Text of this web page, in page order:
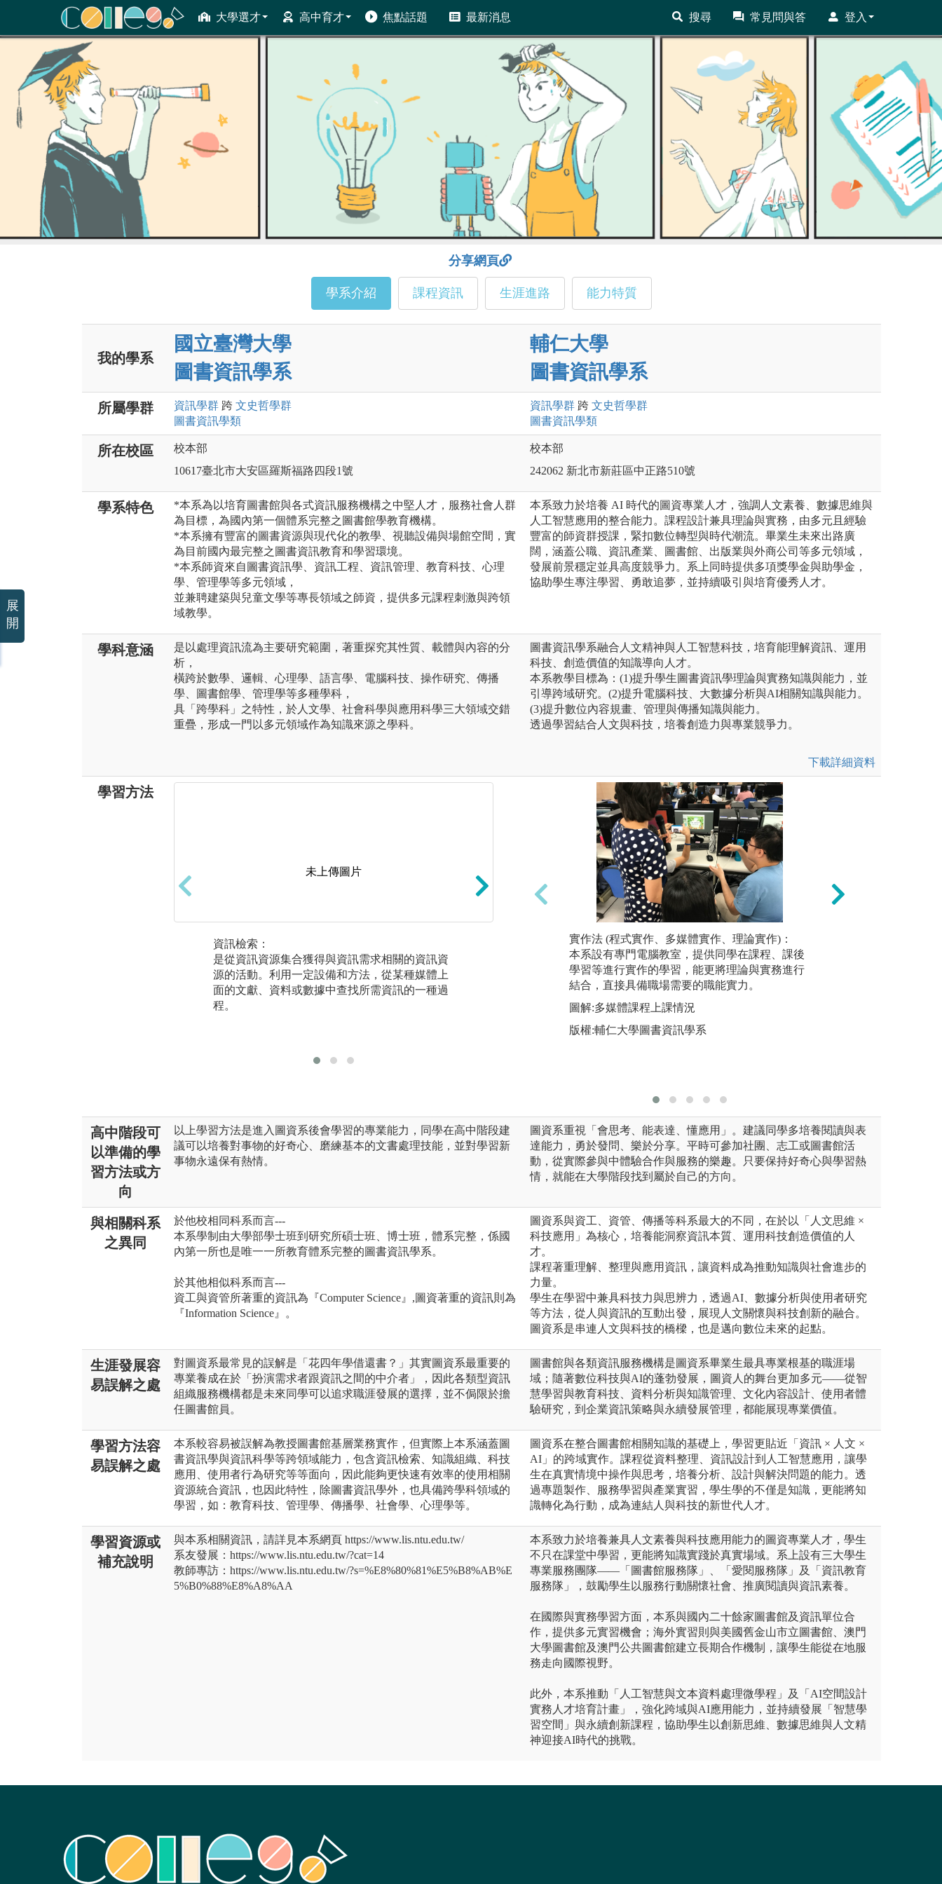
大學選才 高中育才 焦點話題 最新消息 搜尋 常見問與答 登入
ColleGo! 大學選才與高中育才輔助系統
分享網頁
學系介紹 課程資訊 生涯進路 能力特質
我的學系
國立臺灣大學
圖書資訊學系
輔仁大學
圖書資訊學系
所屬學群 資訊學群 跨 文史哲學群
圖書資訊學類
資訊學群 跨 文史哲學群
圖書資訊學類
所在校區
校本部
10617臺北市大安區羅斯福路四段1號
校本部
242062 新北市新莊區中正路510號
學系特色
*本系為以培育圖書館與各式資訊服務機構之中堅人才，服務社會人群
為目標，為國內第一個體系完整之圖書館學教育機構。
*本系擁有豐富的圖書資源與現代化的教學、視聽設備與場館空間，實
為目前國內最完整之圖書資訊教育和學習環境。
*本系師資來自圖書資訊學、資訊工程、資訊管理、教育科技、心理
學、管理學等多元領域，
並兼聘建築與兒童文學等專長領域之師資，提供多元課程刺激與跨領
域教學。
本系致力於培養 AI 時代的圖資專業人才，強調人文素養、數據思維與
人工智慧應用的整合能力。課程設計兼具理論與實務，由多元且經驗
豐富的師資群授課，緊扣數位轉型與時代潮流。畢業生未來出路廣
闊，涵蓋公職、資訊產業、圖書館、出版業與外商公司等多元領域，
發展前景穩定並具高度競爭力。系上同時提供多項獎學金與助學金，
協助學生專注學習、勇敢追夢，並持續吸引與培育優秀人才。
學科意涵
是以處理資訊流為主要研究範圍，著重探究其性質、載體與內容的分
析，
橫跨於數學、邏輯、心理學、語言學、電腦科技、操作研究、傳播
學、圖書館學、管理學等多種學科，
具「跨學科」之特性，於人文學、社會科學與應用科學三大領域交錯
重疊，形成一門以多元領域作為知識來源之學科。
圖書資訊學系融合人文精神與人工智慧科技，培育能理解資訊、運用
科技、創造價值的知識導向人才。
本系教學目標為：(1)提升學生圖書資訊學理論與實務知識與能力，並
引導跨域研究。(2)提升電腦科技、大數據分析與AI相關知識與能力。
(3)提升數位內容規畫、管理與傳播知識與能力。
透過學習結合人文與科技，培養創造力與專業競爭力。
下載詳細資料
學習方法
未上傳圖片
資訊檢索：
是從資訊資源集合獲得與資訊需求相關的資訊資
源的活動。利用一定設備和方法，從某種媒體上
面的文獻、資料或數據中查找所需資訊的一種過
程。
未上傳圖片
知識組織：
將無序或分散的特定知識，根據一定的原則與方
法，進行整理、加工、表示、獲取、和利用，使
之有序、集中、定址、以方便知識的提供、利用
和傳播。
實作法 (程式實作、多媒體實作、理論實作)：
本系設有專門電腦教室，提供同學在課程、課後
學習等進行實作的學習，能更將理論與實務進行
結合，直接具備職場需要的職能實力。
圖解:多媒體課程上課情況
版權:輔仁大學圖書資訊學系
高中階段可
以準備的學
習方法或方
向
以上學習方法是進入圖資系後會學習的專業能力，同學在高中階段建
議可以培養對事物的好奇心、磨練基本的文書處理技能，並對學習新
事物永遠保有熱情。
圖資系重視「會思考、能表達、懂應用」。建議同學多培養閱讀與表
達能力，勇於發問、樂於分享。平時可參加社團、志工或圖書館活
動，從實際參與中體驗合作與服務的樂趣。只要保持好奇心與學習熱
情，就能在大學階段找到屬於自己的方向。
與相關科系
之異同
於他校相同科系而言---
本系學制由大學部學士班到研究所碩士班、博士班，體系完整，係國
內第一所也是唯一一所教育體系完整的圖書資訊學系。
於其他相似科系而言---
資工與資管所著重的資訊為『Computer Science』,圖資著重的資訊則為
『Information Science』。
圖資系與資工、資管、傳播等科系最大的不同，在於以「人文思維 ×
科技應用」為核心，培養能洞察資訊本質、運用科技創造價值的人
才。
課程著重理解、整理與應用資訊，讓資料成為推動知識與社會進步的
力量。
學生在學習中兼具科技力與思辨力，透過AI、數據分析與使用者研究
等方法，從人與資訊的互動出發，展現人文關懷與科技創新的融合。
圖資系是串連人文與科技的橋樑，也是邁向數位未來的起點。
生涯發展容
易誤解之處
對圖資系最常見的誤解是「花四年學借還書？」其實圖資系最重要的
專業養成在於「扮演需求者跟資訊之間的中介者」，因此各類型資訊
組織服務機構都是未來同學可以追求職涯發展的選擇，並不侷限於擔
任圖書館員。
圖書館與各類資訊服務機構是圖資系畢業生最具專業根基的職涯場
域；隨著數位科技與AI的蓬勃發展，圖資人的舞台更加多元——從智
慧學習與教育科技、資料分析與知識管理、文化內容設計、使用者體
驗研究，到企業資訊策略與永續發展管理，都能展現專業價值。
學習方法容
易誤解之處
本系較容易被誤解為教授圖書館基層業務實作，但實際上本系涵蓋圖
書資訊學與資訊科學等跨領域能力，包含資訊檢索、知識組織、科技
應用、使用者行為研究等等面向，因此能夠更快速有效率的使用相關
資源統合資訊，也因此特性，除圖書資訊學外，也具備跨學科領域的
學習，如：教育科技、管理學、傳播學、社會學、心理學等。
圖資系在整合圖書館相關知識的基礎上，學習更貼近「資訊 × 人文 ×
AI」的跨域實作。課程從資料整理、資訊設計到人工智慧應用，讓學
生在真實情境中操作與思考，培養分析、設計與解決問題的能力。透
過專題製作、服務學習與產業實習，學生學的不僅是知識，更能將知
識轉化為行動，成為連結人與科技的新世代人才。
學習資源或
補充說明
與本系相關資訊，請詳見本系網頁 https://www.lis.ntu.edu.tw/
系友發展：https://www.lis.ntu.edu.tw/?cat=14
教師專訪：https://www.lis.ntu.edu.tw/?s=%E8%80%81%E5%B8%AB%E
5%B0%88%E8%A8%AA
本系致力於培養兼具人文素養與科技應用能力的圖資專業人才，學生
不只在課堂中學習，更能將知識實踐於真實場域。系上設有三大學生
專業服務團隊——「圖書館服務隊」、「愛閱服務隊」及「資訊教育
服務隊」，鼓勵學生以服務行動關懷社會、推廣閱讀與資訊素養。
在國際與實務學習方面，本系與國內二十餘家圖書館及資訊單位合
作，提供多元實習機會；海外實習則與美國舊金山市立圖書館、澳門
大學圖書館及澳門公共圖書館建立長期合作機制，讓學生能從在地服
務走向國際視野。
此外，本系推動「人工智慧與文本資料處理微學程」及「AI空間設計
實務人才培育計畫」，強化跨域與AI應用能力，並持續發展「智慧學
習空間」與永續創新課程，協助學生以創新思維、數據思維與人文精
神迎接AI時代的挑戰。
展
開